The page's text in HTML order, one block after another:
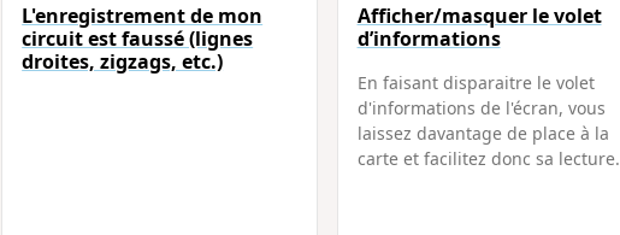
L'enregistrement de mon
circuit est faussé (lignes
droites, zigzags, etc.)
Afficher/masquer le volet
d’informations
En faisant disparaitre le volet
d'informations de l'écran, vous
laissez davantage de place à la
carte et facilitez donc sa lecture.